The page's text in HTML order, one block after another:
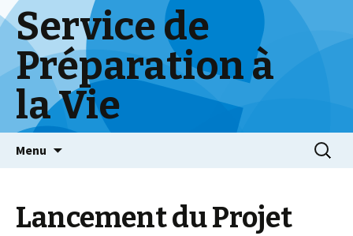
Service de
Préparation à
la Vie
Menu
Lancement du Projet